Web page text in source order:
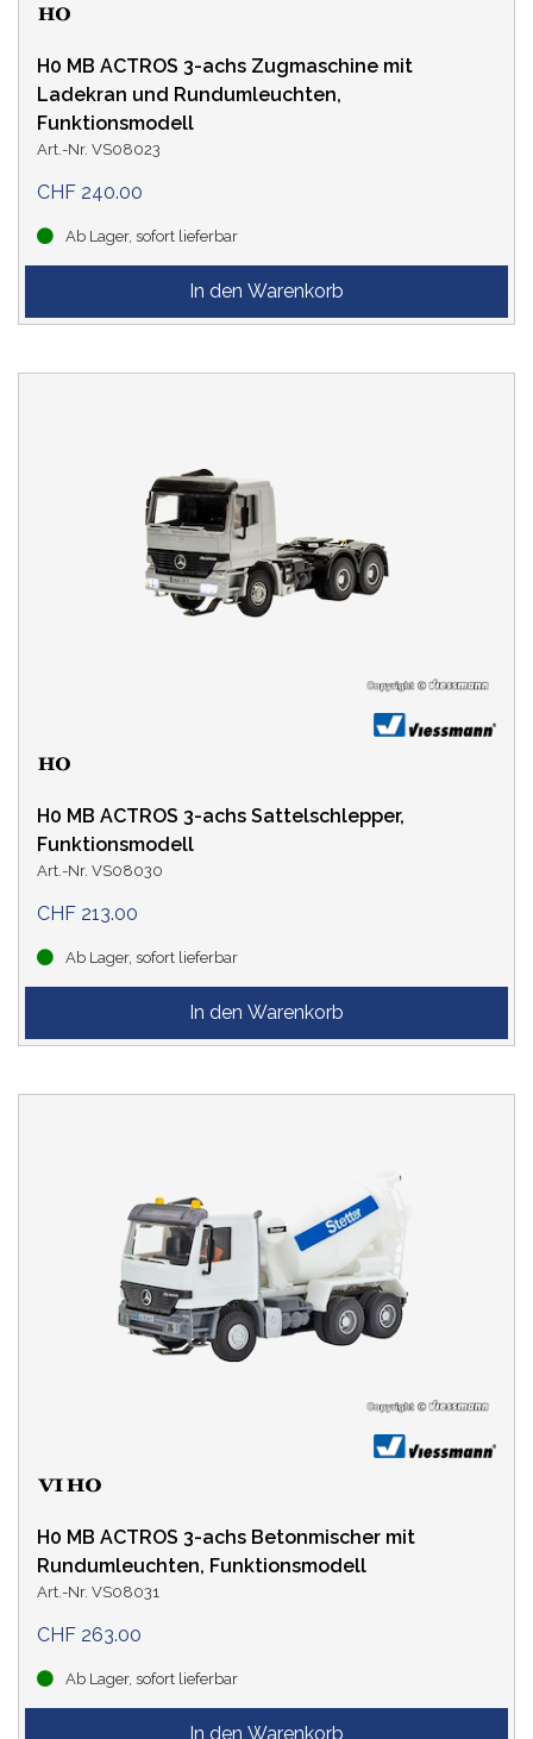
H0 MB ACTROS 3-achs Zugmaschine mit
Ladekran und Rundumleuchten,
Funktionsmodell
Art.-Nr. VS08023
CHF 240.00
Ab Lager, sofort lieferbar
H0 MB ACTROS 3-achs Sattelschlepper,
Funktionsmodell
Art.-Nr. VS08030
CHF 213.00
Ab Lager, sofort lieferbar
H0 MB ACTROS 3-achs Betonmischer mit
Rundumleuchten, Funktionsmodell
Art.-Nr. VS08031
CHF 263.00
Ab Lager, sofort lieferbar